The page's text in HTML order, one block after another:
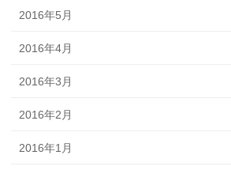
2016年5月
2016年4月
2016年3月
2016年2月
2016年1月